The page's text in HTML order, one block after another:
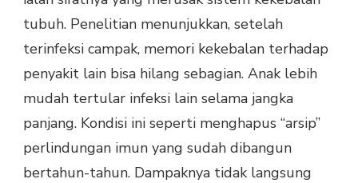
tubuh. Penelitian menunjukkan, setelah
terinfeksi campak, memori kekebalan terhadap
penyakit lain bisa hilang sebagian. Anak lebih
mudah tertular infeksi lain selama jangka
panjang. Kondisi ini seperti menghapus “arsip”
perlindungan imun yang sudah dibangun
bertahun-tahun. Dampaknya tidak langsung